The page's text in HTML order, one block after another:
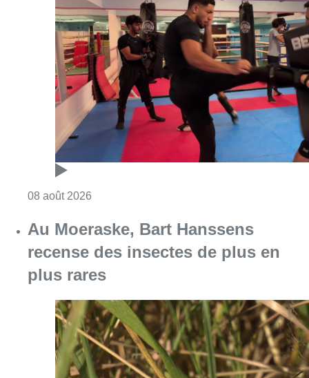
08 août 2026Consulter l'article "Un nouveau club de
Au Moeraske, Bart Hanssens
recense des insectes de plus en
plus rares
08 août 2026Consulter l'article "Au Moeraske, Bart